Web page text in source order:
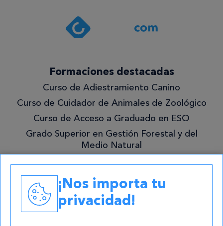
política de
privacidad .*
¡Quiero
mejor!
Formaciones destacadas
Curso de Adiestramiento Canino
Curso de Cuidador de Animales de Zoológico
Curso de Acceso a Graduado en ESO
Grado Superior en Gestión Forestal y del
Medio Natural
Contacto
atencion@cursos.com
¡Nos importa tu
privacidad!